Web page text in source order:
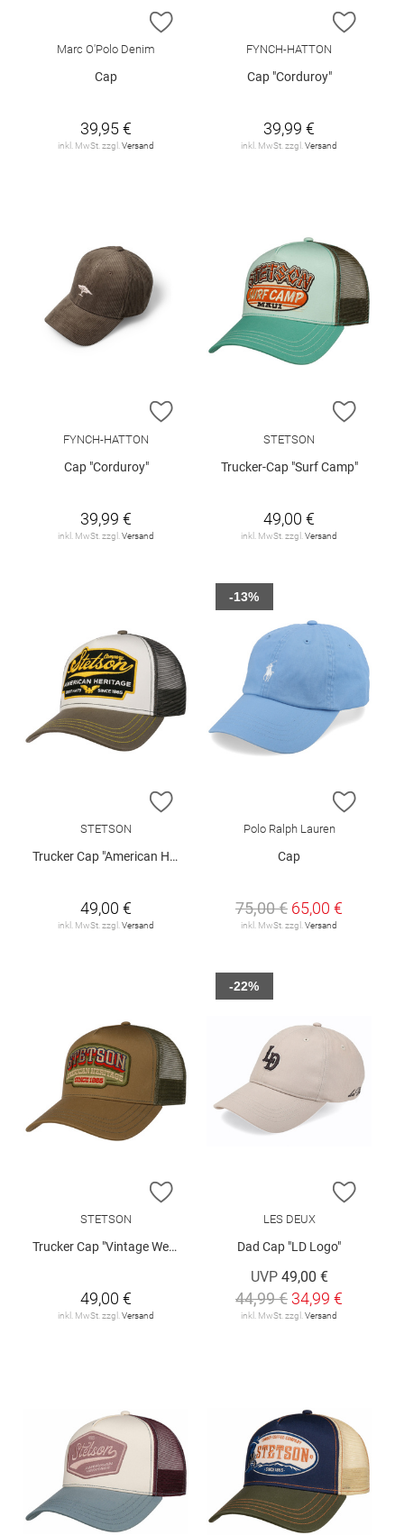
ZUR WUNSCHLISTE HINZUFÜGEN
Marc O'Polo Denim
Cap
39,95 €
inkl. MwSt. zzgl. Versand
ZUR
FYNCH-HATTON
Cap "Corduroy"
39,99 €
inkl. MwSt. zzgl. Versand
ZUR WUNSCHLISTE HINZUFÜGEN
FYNCH-HATTON
Cap "Corduroy"
39,99 €
inkl. MwSt. zzgl. Versand
ZUR
STETSON
Trucker-Cap "Surf Camp"
49,00 €
inkl. MwSt. zzgl. Versand
ZUR WUNSCHLISTE HINZUFÜGEN
STETSON
Trucker Cap "American Heritage"
49,00 €
inkl. MwSt. zzgl.Versand
ZUR
Polo Ralph Lauren
Cap
75,00 € 65,00 €
inkl. MwSt. zzgl.Versand
-13%
ZUR WUNSCHLISTE HINZUFÜGEN
STETSON
Trucker Cap "Vintage Western"
49,00 €
inkl. MwSt. zzgl.Versand
ZUR
LES DEUX
Dad Cap "LD Logo"
UVP 49,00 €
44,99 € 34,99 €
inkl. MwSt. zzgl.Versand
-22%